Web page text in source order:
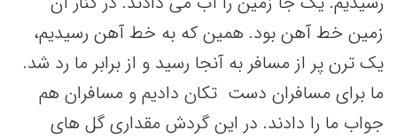
زمین خط آهن بود. همین که به خط آهن رسیدیم،
یک ترن پر از مسافر به آنجا رسید و از برابر ما رد شد.
ما برای مسافران دست تکان دادیم و مسافران هم
جواب ما را دادند. در این گردش مقداری گل های